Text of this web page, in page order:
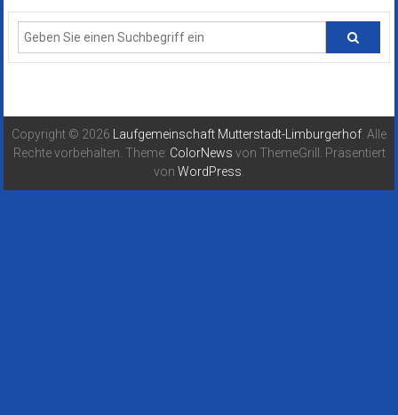
Copyright © 2026 Laufgemeinschaft Mutterstadt-Limburgerhof . Alle
Rechte vorbehalten. Theme: ColorNews von ThemeGrill. Präsentiert
von WordPress